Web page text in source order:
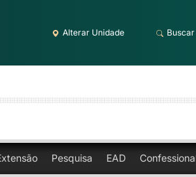
Alterar Unidade Buscar
Pesquisa EAD